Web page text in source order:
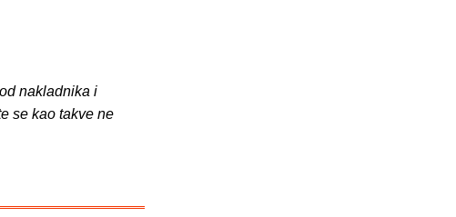
nakladnika i
se kao takve ne